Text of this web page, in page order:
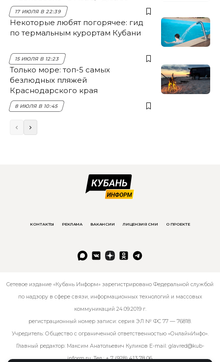
17 ИЮЛЯ В 22:39
Некоторые любят погорячее: гид
по термальным курортам Кубани
15 ИЮЛЯ В 12:23
Только море: топ-5 самых
безлюдных пляжей
Краснодарского края
8 ИЮЛЯ В 10:45
КОНТАКТЫ РЕКЛАМА ВАКАНСИИ ЛИЦЕНЗИЯ СМИ О ПРОЕКТЕ
Сетевое издание «Кубань Информ» зарегистрировано Федеральной службой
по надзору в сфере связи, информационных технологий и массовых
коммуникаций 24.09.2019 г.
регистрационный номер записи: серия ЭЛ № ФС 77 — 76818.
Учредитель: Общество с ограниченной ответственностью «ОнлайнИнфо».
Главный редактор: Максим Анатольевич Куликов E-mail: glavred@kub-
inform.ru. Тел.:+ 7 (928) 413 78 06.